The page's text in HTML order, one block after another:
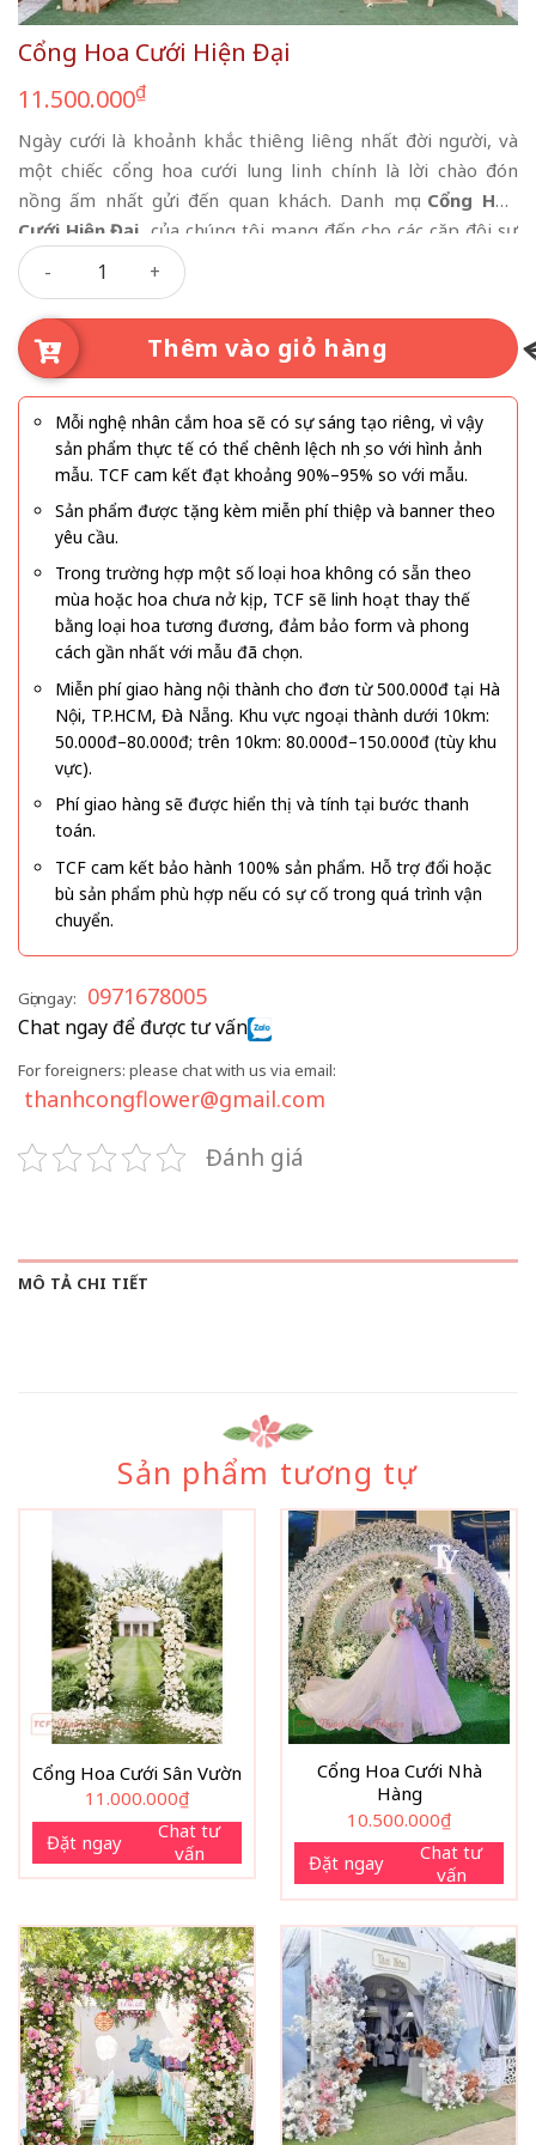
Cổng Hoa Cưới Hiện Đại
11.500.000₫
Ngày cưới là khoảnh khắc thiêng liêng nhất đời người, và
một chiếc cổng hoa cưới lung linh chính là lời chào đón
nồng ấm nhất gửi đến quan khách. Danh mục Cổng Hoa
Cưới Hiện Đại của chúng tôi mang đến cho các cặp đôi sự
kết hợp hoàn hảo giữa thẩm mỹ thời thượng và ngân sách
hợp lý.
Cổng Hoa Cưới Hiện Đại số lượng
Thêm vào giỏ hàng
Mỗi nghệ nhân cắm hoa sẽ có sự sáng tạo riêng, vì vậy
sản phẩm thực tế có thể chênh lệch nhẹ so với hình ảnh
mẫu. TCF cam kết đạt khoảng 90%–95% so với mẫu.
Sản phẩm được tặng kèm miễn phí thiệp và banner theo
yêu cầu.
Trong trường hợp một số loại hoa không có sẵn theo
mùa hoặc hoa chưa nở kịp, TCF sẽ linh hoạt thay thế
bằng loại hoa tương đương, đảm bảo form và phong
cách gần nhất với mẫu đã chọn.
Miễn phí giao hàng nội thành cho đơn từ 500.000đ tại Hà
Nội, TP.HCM, Đà Nẵng. Khu vực ngoại thành dưới 10km:
50.000đ–80.000đ; trên 10km: 80.000đ–150.000đ (tùy khu
vực).
Phí giao hàng sẽ được hiển thị và tính tại bước thanh
toán.
TCF cam kết bảo hành 100% sản phẩm. Hỗ trợ đổi hoặc
bù sản phẩm phù hợp nếu có sự cố trong quá trình vận
chuyển.
Gọi ngay: 0971678005
Chat ngay để được tư vấn
For foreigners: please chat with us via email:
thanhcongflower@gmail.com
Đánh giá
MÔ TẢ CHI TIẾT
Sản phẩm tương tự
Cổng Hoa Cưới Sân Vườn
11.000.000₫
Đặt ngay
Chat tư
vấn
Cổng Hoa Cưới Nhà
Hàng
10.500.000₫
Đặt ngay
Chat tư
vấn